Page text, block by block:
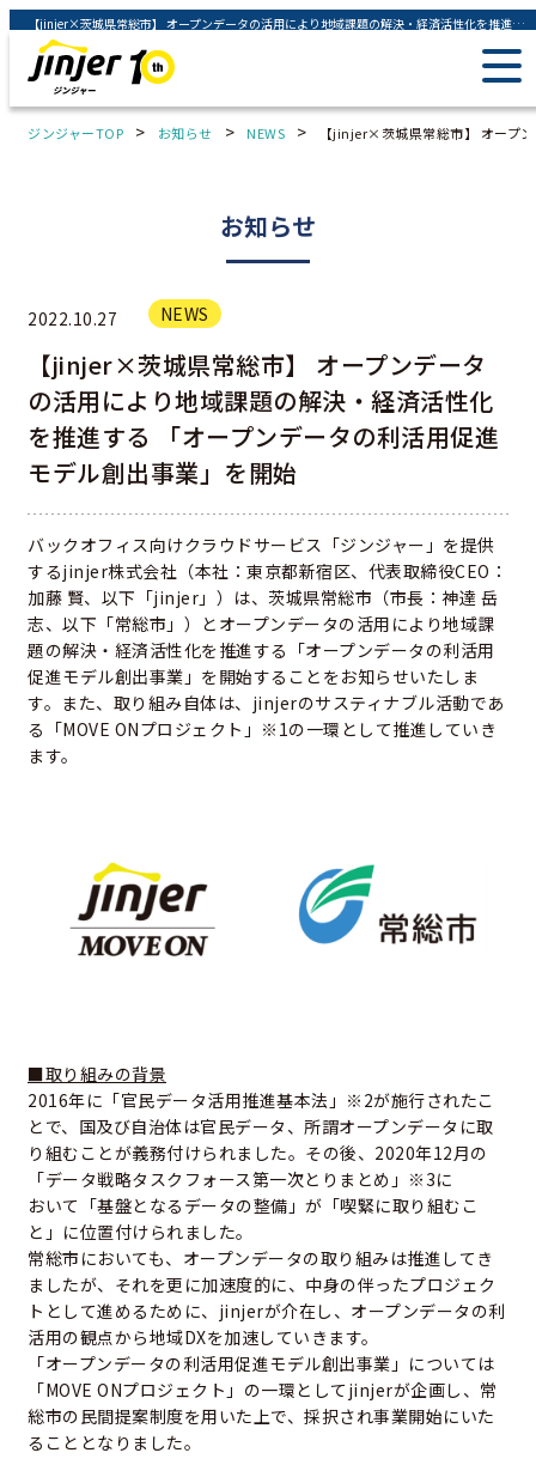
【jinjer×茨城県常総市】 オープンデータの活用により地域課題の解決・経済活性化を推進する 「オープンデータの利活用促進モデル創出事業」を開始 - ジンジャー（jinjer）｜統合型人事システム
ジンジャーTOP > お知らせ > NEWS > 【jinjer×茨城県常総市】 オープ
お知らせ
2022.10.27 NEWS
【jinjer×茨城県常総市】 オープンデータ
の活用により地域課題の解決・経済活性化
を推進する 「オープンデータの利活用促進
モデル創出事業」を開始
バックオフィス向けクラウドサービス「ジンジャー」を提供
するjinjer株式会社（本社：東京都新宿区、代表取締役CEO：
加藤 賢、以下「jinjer」）は、茨城県常総市（市長：神達 岳
志、以下「常総市」）とオープンデータの活用により地域課
題の解決・経済活性化を推進する「オープンデータの利活用
促進モデル創出事業」を開始することをお知らせいたしま
す。また、取り組み自体は、jinjerのサスティナブル活動であ
る「MOVE ONプロジェクト」※1の一環として推進していき
ます。
■取り組みの背景
2016年に「官民データ活用推進基本法」※2が施行されたこ
とで、国及び自治体は官民データ、所謂オープンデータに取
り組むことが義務付けられました。その後、2020年12月の
「データ戦略タスクフォース第一次とりまとめ」※3に
おいて「基盤となるデータの整備」が「喫緊に取り組むこ
と」に位置付けられました。
常総市においても、オープンデータの取り組みは推進してき
ましたが、それを更に加速度的に、中身の伴ったプロジェク
トとして進めるために、jinjerが介在し、オープンデータの利
活用の観点から地域DXを加速していきます。
「オープンデータの利活用促進モデル創出事業」については
「MOVE ONプロジェクト」の一環としてjinjerが企画し、常
総市の民間提案制度を用いた上で、採択され事業開始にいた
ることとなりました。